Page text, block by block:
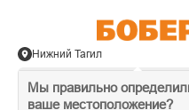
Мы правильно
ваше местоположение?
Нижний Тагил